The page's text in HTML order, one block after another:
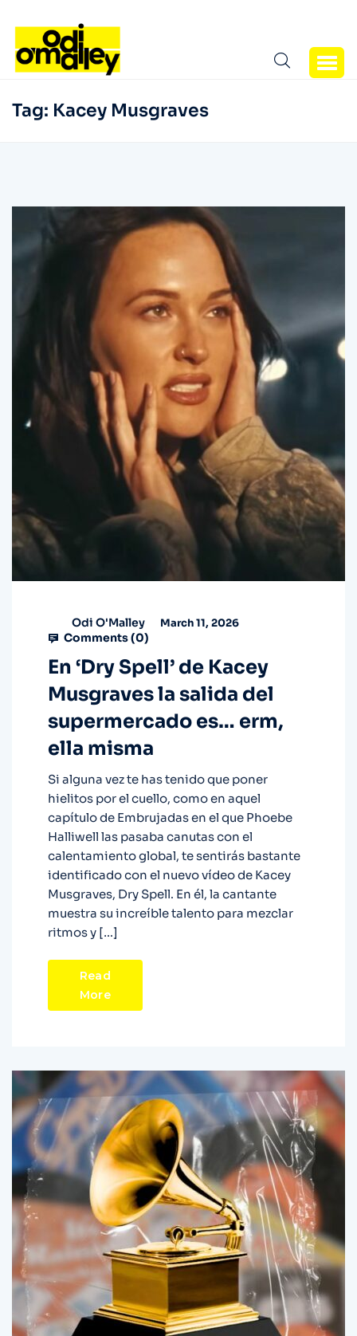
Tag: Kacey Musgraves
Odi O'Malley March 11, 2026
Comments (0)
En ‘Dry Spell’ de Kacey
Musgraves la salida del
supermercado es… erm,
ella misma
Si alguna vez te has tenido que poner
hielitos por el cuello, como en aquel
capítulo de Embrujadas en el que Phoebe
Halliwell las pasaba canutas con el
calentamiento global, te sentirás bastante
identificado con el nuevo vídeo de Kacey
Musgraves, Dry Spell. En él, la cantante
muestra su increíble talento para mezclar
ritmos y […]
Read
More